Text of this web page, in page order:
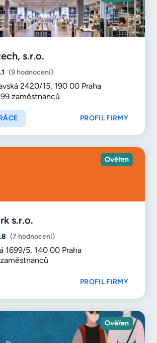
s.r.o.
(9 hodnocení)
2420/15, 190 00 Praha
zaměstnanců
PROFIL FIRMY
Ověřen
s.r.o.
(7 hodnocení)
1699/5, 140 00 Praha
PROFIL FIRMY
Ověřen